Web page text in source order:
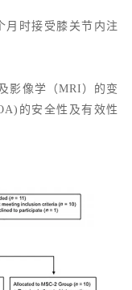
时接受膝关节内注
影像学（MRI）的变
的安全性及有效性